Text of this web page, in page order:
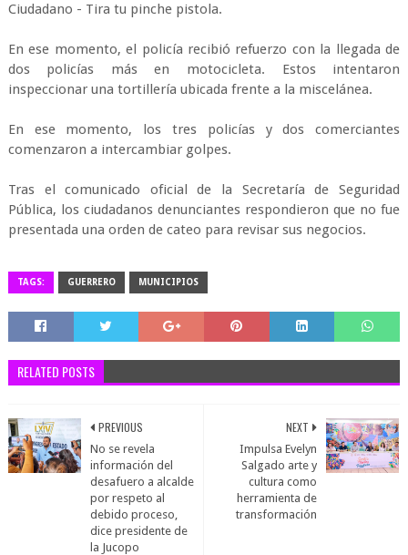
Ciudadano - Tira tu pinche pistola.
En ese momento, el policía recibió refuerzo con la llegada de
dos policías más en motocicleta. Estos intentaron
inspeccionar una tortillería ubicada frente a la miscelánea.
En ese momento, los tres policías y dos comerciantes
comenzaron a intercambiar golpes.
Tras el comunicado oficial de la Secretaría de Seguridad
Pública, los ciudadanos denunciantes respondieron que no fue
presentada una orden de cateo para revisar sus negocios.
TAGS: GUERRERO MUNICIPIOS
RELATED POSTS
NEXT
Impulsa Evelyn
Salgado arte y
cultura como
herramienta de
transformación
PREVIOUS
No se revela
información del
desafuero a alcalde
por respeto al
debido proceso,
dice presidente de
la Jucopo